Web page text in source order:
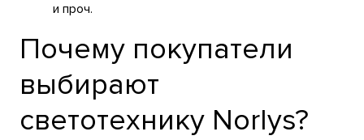
и проч.
Почему покупатели
выбирают
светотехнику Norlys?